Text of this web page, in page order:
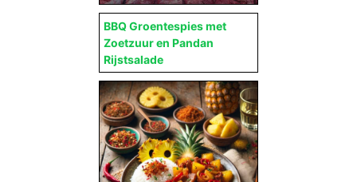
BBQ Groentespies met
Zoetzuur en Pandan
Rijstsalade